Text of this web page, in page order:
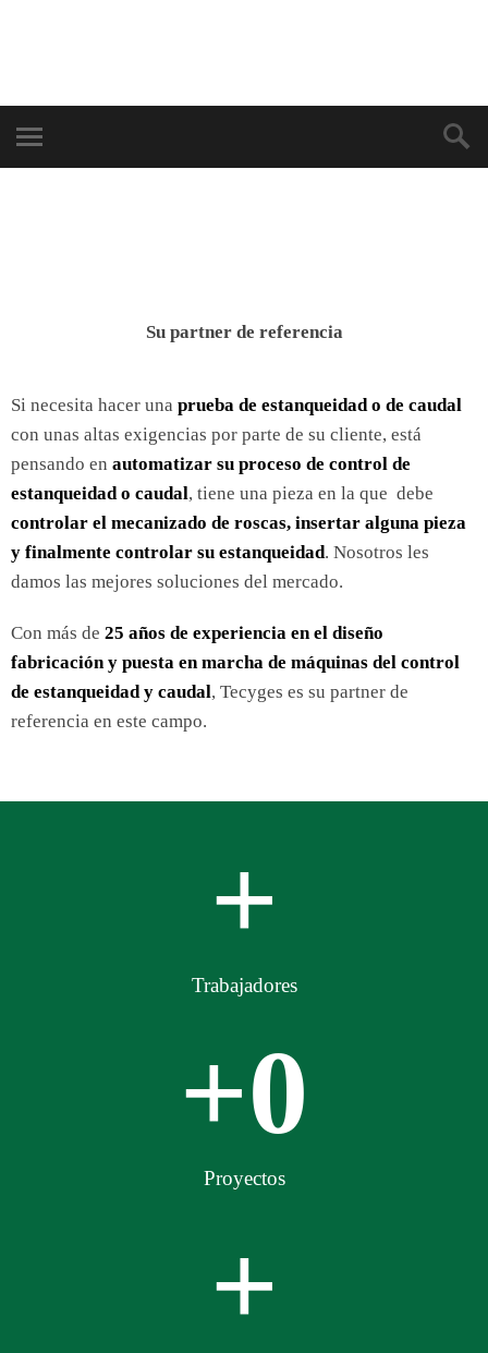
Su partner de referencia
Si necesita hacer una prueba de estanqueidad o de caudal
con unas altas exigencias por parte de su cliente, está
pensando en automatizar su proceso de control de
estanqueidad o caudal, tiene una pieza en la que debe
controlar el mecanizado de roscas, insertar alguna pieza
y finalmente controlar su estanqueidad. Nosotros les
damos las mejores soluciones del mercado.
Con más de 25 años de experiencia en el diseño
fabricación y puesta en marcha de máquinas del control
de estanqueidad y caudal, Tecyges es su partner de
referencia en este campo.
Trabajadores
+
Proyectos
+0
+